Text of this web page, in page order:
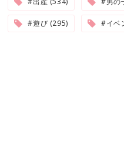
#遊び (295) #イベ